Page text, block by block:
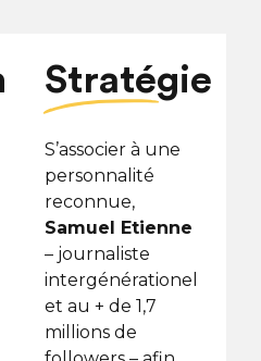
Stratégie
S’associer à une
personnalité
reconnue,
Samuel Etienne
– journaliste
intergénérationel
et au + de 1,7
millions de